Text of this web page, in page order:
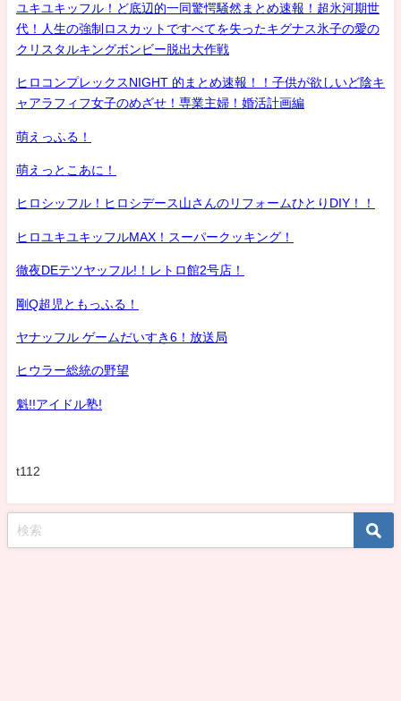
ユキユキッフル！ど底辺的一同驚愕騒然まとめ速報！超氷河期世
代！人生の強制ロスカットですべてを失ったキグナス氷子の愛の
クリスタルキングボンビー脱出大作戦
ヒロコンプレックスNIGHT 的まとめ速報！！子供が欲しいど陰キ
ャアラフィフ女子のめざせ！専業主婦！婚活計画編
萌えっふる！
萌えっとこあに！
ヒロシッフル！ヒロシデース山さんのリフォームひとりDIY！！
ヒロユキユキッフルMAX！スーパークッキング！
徹夜DEテツヤッフル!！レトロ館2号店！
剛Q超児ともっふる！
ヤナッフル ゲームだいすき6！放送局
ヒウラー総統の野望
魁!!アイドル塾!
t112